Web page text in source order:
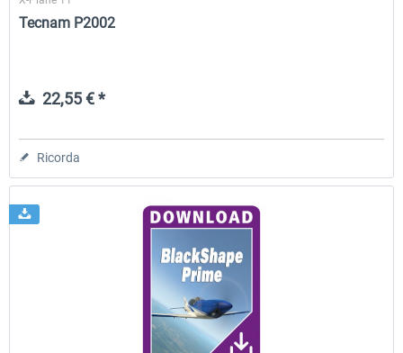
Tecnam P2002
22,55 € *
Ricorda